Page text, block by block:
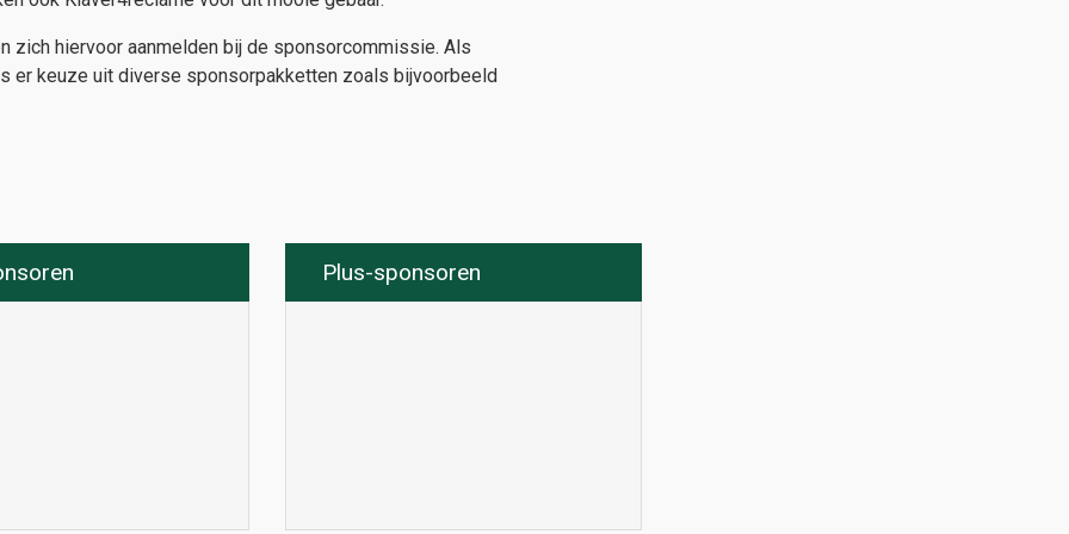
zich hiervoor aanmelden bij de sponsorcommissie. Als
er keuze uit diverse sponsorpakketten zoals bijvoorbeeld
Plus-sponsoren